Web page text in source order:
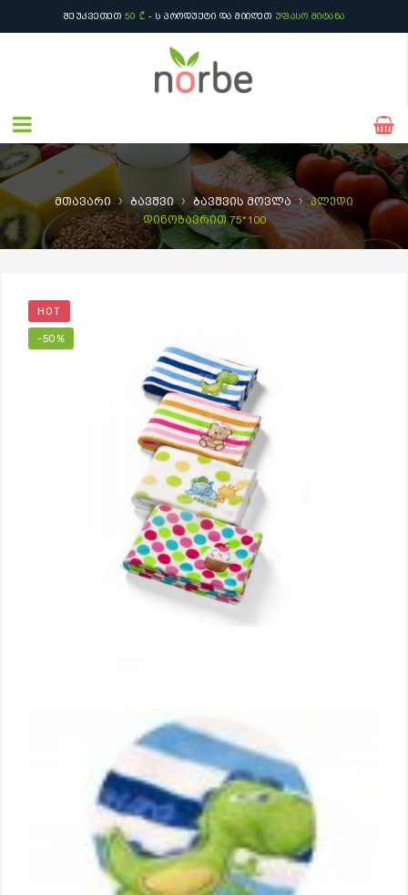
ᲨᲔᲣᲙᲕᲔᲗᲔᲗ 50 ₾ - Ს ᲞᲠᲝᲓᲣᲥᲢᲘ ᲓᲐ ᲛᲘᲘᲦᲔᲗ ᲣᲤᲐᲡᲝ ᲛᲘᲢᲐᲜᲐ
მთავარი › ბავშვი › ბავშვის მოვლა › პლედი
დინოზავრით 75*100
HOT
-50%